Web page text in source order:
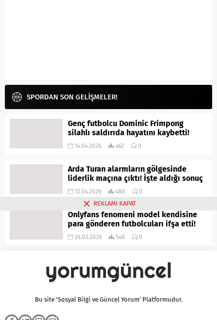
SPORDAN SON GELİŞMELER!
Genç futbolcu Dominic Frimpong
silahlı saldırıda hayatını kaybetti!
14.04.2026 462 0
Arda Turan alarmların gölgesinde
liderlik maçına çıktı! İşte aldığı sonuç
13.04.2026 480 0
Onlyfans fenomeni model kendisine
para gönderen futbolcuları ifşa etti!
26.03.2026 548 0
Bu site 'Sosyal Bilgi ve Güncel Yorum' Platformudur.
REKLAMI KAPAT